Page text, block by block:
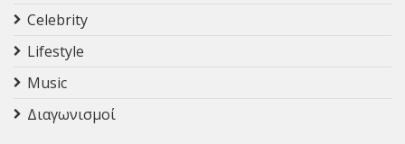
Celebrity
Lifestyle
Music
Διαγωνισμοί